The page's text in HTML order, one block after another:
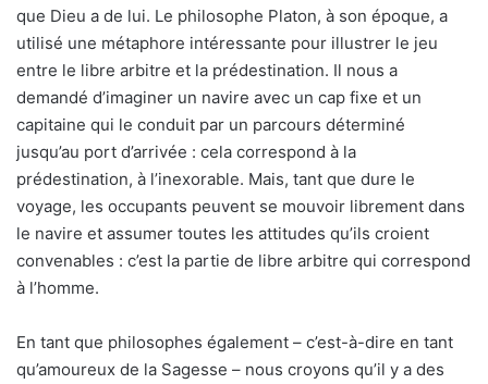
que Dieu a de lui. Le philosophe Platon, à son époque, a
utilisé une métaphore intéressante pour illustrer le jeu
entre le libre arbitre et la prédestination. Il nous a
demandé d’imaginer un navire avec un cap fixe et un
capitaine qui le conduit par un parcours déterminé
jusqu’au port d’arrivée : cela correspond à la
prédestination, à l’inexorable. Mais, tant que dure le
voyage, les occupants peuvent se mouvoir librement dans
le navire et assumer toutes les attitudes qu’ils croient
convenables : c’est la partie de libre arbitre qui correspond
à l’homme.
En tant que philosophes également – c’est-à-dire en tant
qu’amoureux de la Sagesse – nous croyons qu’il y a des